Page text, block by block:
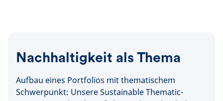
Nachhaltigkeit als Thema
Aufbau eines Portfolios mit thematischem
Schwerpunkt: Unsere Sustainable Thematic-